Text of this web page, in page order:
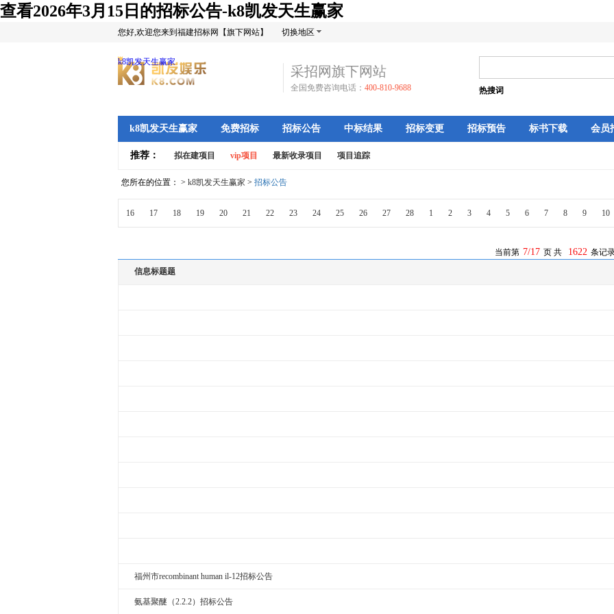
查看2026年3月15日的招标公告-k8凯发天生赢家
您好,欢迎您来到福建招标网【旗下网站】 切换地区
k8凯发天生赢家
采招网旗下网站
全国免费咨询电话： 400-810-9688 热搜词
k8凯发天生赢家 免费招标 招标公告 中标结果 招标变更 招标预告 标书下载 会员
推荐： 拟在建项目 vip项目 最新收录项目 项目追踪
您所在的位置： > k8凯发天生赢家 > 招标公告
16 17 18 19 20 21 22 23 24 25 26 27 28 1 2 3 4 5 6 7 8 9 10
当前第 7/17 页 共 1622 条记
信息标题题
福州市recombinant human il-12招标公告
氨基聚醚（2.2.2）招标公告